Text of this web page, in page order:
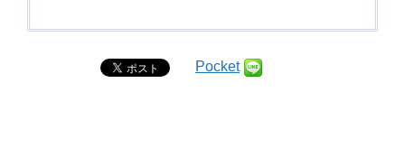
Pocket